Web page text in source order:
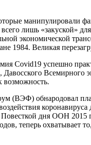
манипулировали
лишь «закуской»
экономической
Великая
Covid19 успешно
возможность.
(ВЭФ) обнародовал
Повесткой дня ООН
теперь